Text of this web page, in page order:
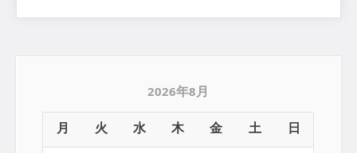
2026年8月
月
火 水 木 金 土
日